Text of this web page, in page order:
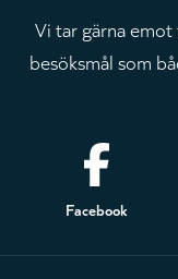
Vi tar gärna
besöksmål som
Sidfot
Facebook